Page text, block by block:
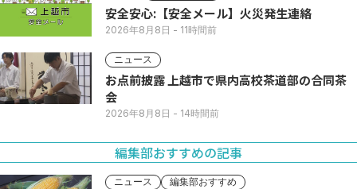
安全安心:【安全メール】火災発生連絡
2026年8月8日 - 11時間前
ニュース
お点前披露 上越市で県内高校茶道部の合同茶
会
2026年8月8日 - 14時間前
編集部おすすめの記事
ニュース 編集部おすすめ